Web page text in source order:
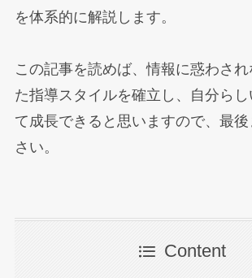
を体系的に解説します。
この記事を読めば、情報に惑わさ
た指導スタイルを確立し、自分らし
て成長できると思いますので、最
さい。
Content